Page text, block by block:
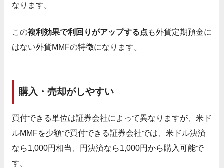
なります。
この複利効果で利回りがアップする点 も外貨定期預金に
はない外貨MMFの特徴になります。
購入・売却がしやすい
買付できる単位は証券会社によって異なりますが、米ド
ルMMFを少額で買付できる証券会社では、米ドル決済
なら1,000円相当、円決済なら1,000円から購入可能で
す。